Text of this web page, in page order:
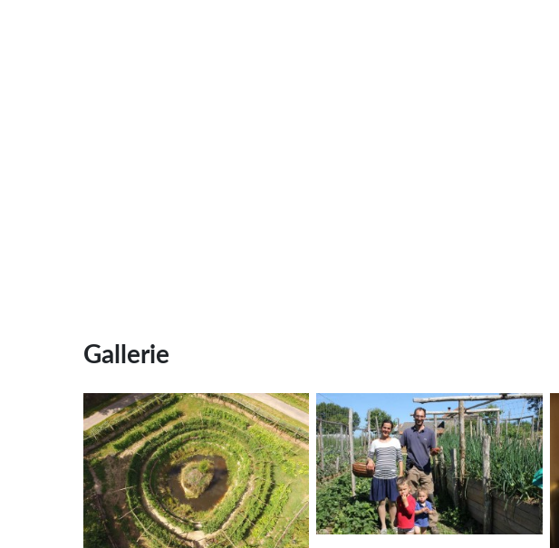
Gallerie